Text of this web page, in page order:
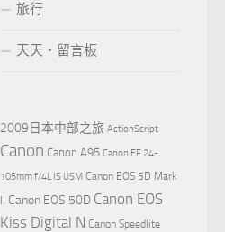
旅行
天天‧留言板
2009日本中部之旅 ActionScript
Canon Canon A95 Canon EF 24-
105mm f/4L IS USM Canon EOS 5D Mark
Canon EOS 50D Canon EOS
Kiss Digital N Canon Speedlite